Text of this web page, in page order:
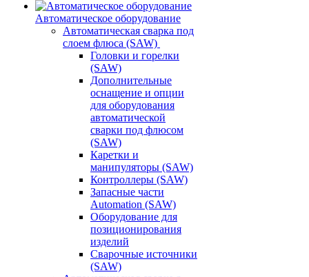
Автоматическое оборудование
Автоматическая сварка под
слоем флюса (SAW)
Головки и горелки
(SAW)
Дополнительные
оснащение и опции
для оборудования
автоматической
сварки под флюсом
(SAW)
Каретки и
манипуляторы (SAW)
Контроллеры (SAW)
Запасные части
Automation (SAW)
Оборудование для
позиционирования
изделий
Сварочные источники
(SAW)